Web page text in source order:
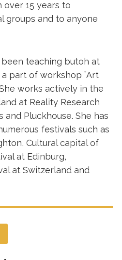
15 years to
groups and to anyone
been teaching butoh at
part of workshop ”Art
works actively in the
at Reality Research
and Pluckhouse. She has
festivals such as
Cultural capital of
at Edinburg,
at Switzerland and